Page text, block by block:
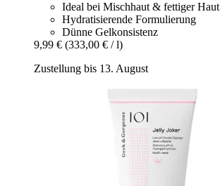
Ideal bei Mischhaut & fettiger Haut
Hydratisierende Formulierung
Dünne Gelkonsistenz
9,99 € (333,00 € / l)
Zustellung bis 13. August